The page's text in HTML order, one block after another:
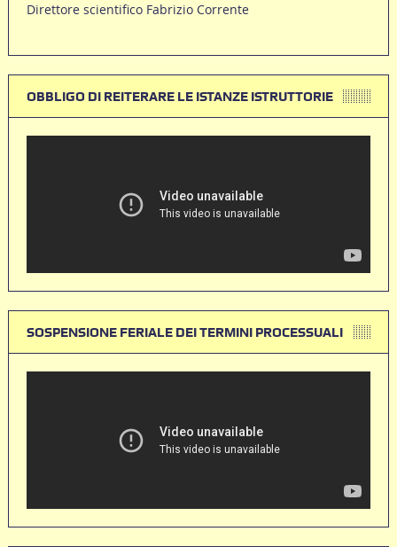
Direttore scientifico Fabrizio Corrente
OBBLIGO DI REITERARE LE ISTANZE ISTRUTTORIE
SOSPENSIONE FERIALE DEI TERMINI PROCESSUALI